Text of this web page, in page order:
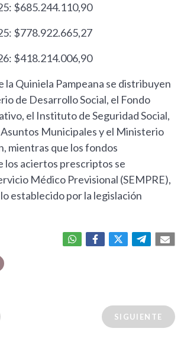
$685.244.110,90
$778.922.665,27
$418.214.006,90
la Quiniela Pampeana se distribuyen
de Desarrollo Social, el Fondo
el Instituto de Seguridad Social,
Municipales y el Ministerio
mientras que los fondos
los aciertos prescriptos se
Médico Previsional (SEMPRE),
establecido por la legislación
SIGUIENTE